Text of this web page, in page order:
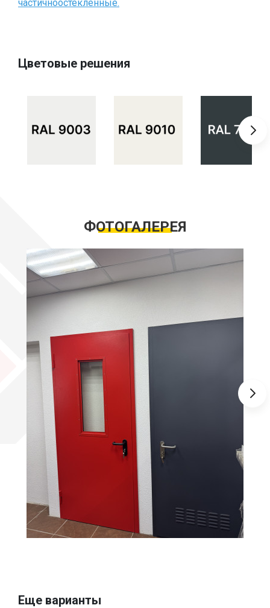
частичноостекленные.
Цветовые решения
ФОТОГАЛЕРЕЯ
Еще варианты